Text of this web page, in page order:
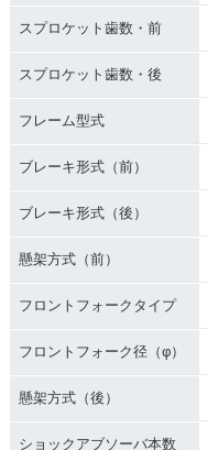
スプロケット歯数・前
スプロケット歯数・後
フレーム型式
ブレーキ形式（前）
ブレーキ形式（後）
懸架方式（前）
フロントフォークタイプ
フロントフォーク径（φ）
懸架方式（後）
ショックアブソーバ本数